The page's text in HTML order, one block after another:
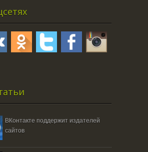
ВКонтакте поддержит издателей
сайтов